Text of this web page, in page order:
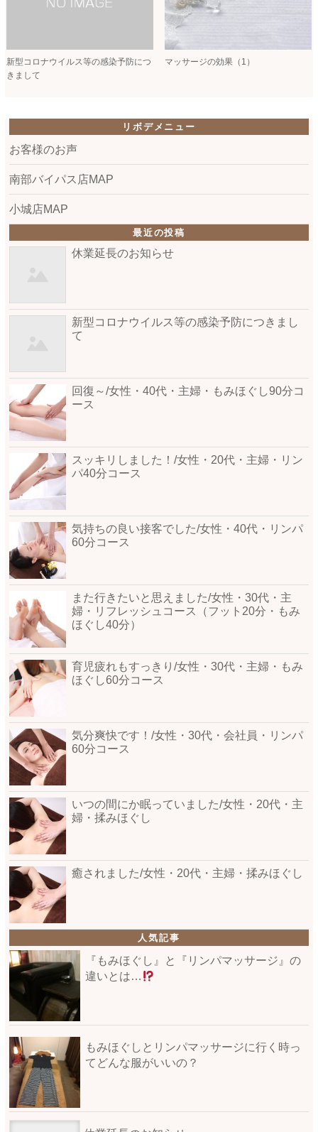
新型コロナウイルス等の感染予防につ
きまして
マッサージの効果（1）
リボデメニュー
お客様のお声
南部バイパス店MAP
小城店MAP
最近の投稿
休業延長のお知らせ
新型コロナウイルス等の感染予防につきまし
て
回復～/女性・40代・主婦・もみほぐし90分コ
ース
スッキリしました！/女性・20代・主婦・リン
パ40分コース
気持ちの良い接客でした/女性・40代・リンパ
60分コース
また行きたいと思えました/女性・30代・主
婦・リフレッシュコース（フット20分・もみ
ほぐし40分）
育児疲れもすっきり/女性・30代・主婦・もみ
ほぐし60分コース
気分爽快です！/女性・30代・会社員・リンパ
60分コース
いつの間にか眠っていました/女性・20代・主
婦・揉みほぐし
癒されました/女性・20代・主婦・揉みほぐし
人気記事
『もみほぐし』と『リンパマッサージ』の
違いとは…
もみほぐしとリンパマッサージに行く時っ
てどんな服がいいの？